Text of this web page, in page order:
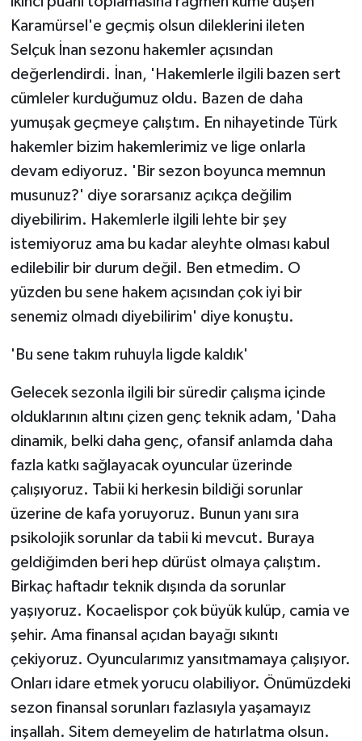
Karamürsel'e geçmiş olsun dileklerini ileten
Selçuk İnan sezonu hakemler açısından
değerlendirdi. İnan, 'Hakemlerle ilgili bazen sert
cümleler kurduğumuz oldu. Bazen de daha
yumuşak geçmeye çalıştım. En nihayetinde Türk
hakemler bizim hakemlerimiz ve lige onlarla
devam ediyoruz. 'Bir sezon boyunca memnun
musunuz?' diye sorarsanız açıkça değilim
diyebilirim. Hakemlerle ilgili lehte bir şey
istemiyoruz ama bu kadar aleyhte olması kabul
edilebilir bir durum değil. Ben etmedim. O
yüzden bu sene hakem açısından çok iyi bir
senemiz olmadı diyebilirim' diye konuştu.
'Bu sene takım ruhuyla ligde kaldık'
Gelecek sezonla ilgili bir süredir çalışma içinde
olduklarının altını çizen genç teknik adam, 'Daha
dinamik, belki daha genç, ofansif anlamda daha
fazla katkı sağlayacak oyuncular üzerinde
çalışıyoruz. Tabii ki herkesin bildiği sorunlar
üzerine de kafa yoruyoruz. Bunun yanı sıra
psikolojik sorunlar da tabii ki mevcut. Buraya
geldiğimden beri hep dürüst olmaya çalıştım.
Birkaç haftadır teknik dışında da sorunlar
yaşıyoruz. Kocaelispor çok büyük kulüp, camia ve
şehir. Ama finansal açıdan bayağı sıkıntı
çekiyoruz. Oyuncularımız yansıtmamaya çalışıyor.
Onları idare etmek yorucu olabiliyor. Önümüzdeki
sezon finansal sorunları fazlasıyla yaşamayız
inşallah. Sitem demeyelim de hatırlatma olsun.